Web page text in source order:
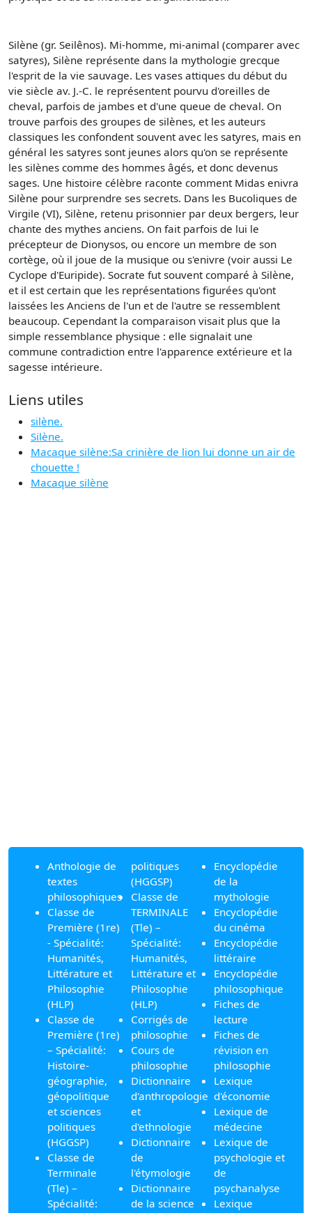
Silène (gr. Seilênos). Mi-homme, mi-animal (comparer avec
satyres), Silène représente dans la mythologie grecque
l'esprit de la vie sauvage. Les vases attiques du début du
vie siècle av. J.-C. le représentent pourvu d'oreilles de
cheval, parfois de jambes et d'une queue de cheval. On
trouve parfois des groupes de silènes, et les auteurs
classiques les confondent souvent avec les satyres, mais en
général les satyres sont jeunes alors qu'on se représente
les silènes comme des hommes âgés, et donc devenus
sages. Une histoire célèbre raconte comment Midas enivra
Silène pour surprendre ses secrets. Dans les Bucoliques de
Virgile (VI), Silène, retenu prisonnier par deux bergers, leur
chante des mythes anciens. On fait parfois de lui le
précepteur de Dionysos, ou encore un membre de son
cortège, où il joue de la musique ou s'enivre (voir aussi Le
Cyclope d'Euripide). Socrate fut souvent comparé à Silène,
et il est certain que les représentations figurées qu'ont
laissées les Anciens de l'un et de l'autre se ressemblent
beaucoup. Cependant la comparaison visait plus que la
simple ressemblance physique : elle signalait une
commune contradiction entre l'apparence extérieure et la
sagesse intérieure.
Liens utiles
silène.
Silène.
Macaque silène:Sa crinière de lion lui donne un air de
chouette !
Macaque silène
Anthologie de
textes
philosophiques
Classe de
Première (1re)
- Spécialité:
Humanités,
Littérature et
Philosophie
(HLP)
Classe de
Première (1re)
– Spécialité:
Histoire-
géographie,
géopolitique
et sciences
politiques
(HGGSP)
Classe de
Terminale
(Tle) –
Spécialité:
politiques
(HGGSP)
Classe de
TERMINALE
(Tle) –
Spécialité:
Humanités,
Littérature et
Philosophie
(HLP)
Corrigés de
philosophie
Cours de
philosophie
Dictionnaire
d'anthropologie
et
d'ethnologie
Dictionnaire
de
l'étymologie
Dictionnaire
de la science
Encyclopédie
de la
mythologie
Encyclopédie
du cinéma
Encyclopédie
littéraire
Encyclopédie
philosophique
Fiches de
lecture
Fiches de
révision en
philosophie
Lexique
d'économie
Lexique de
médecine
Lexique de
psychologie et
de
psychanalyse
Lexique